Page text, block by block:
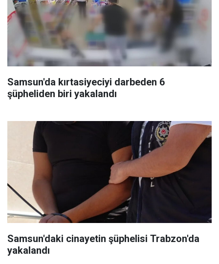
Samsun'da kırtasiyeciyi darbeden 6
şüpheliden biri yakalandı
Samsun'daki cinayetin şüphelisi Trabzon'da
yakalandı